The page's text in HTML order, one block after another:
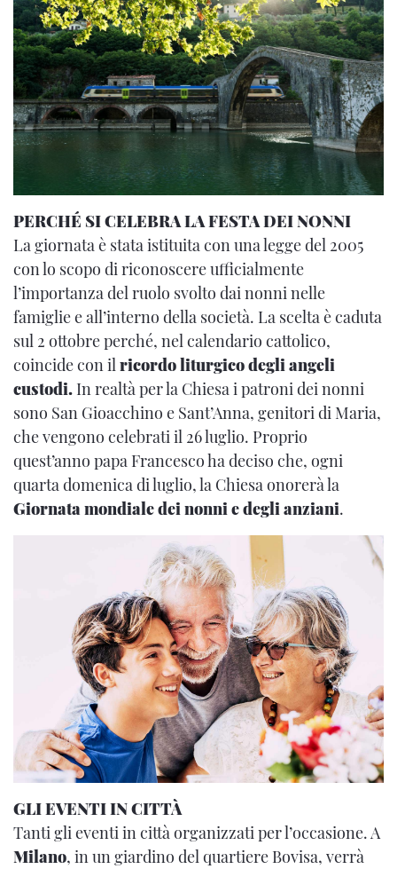
PERCHÉ SI CELEBRA LA FESTA DEI NONNI
La giornata è stata istituita con una legge del 2005
con lo scopo di riconoscere ufficialmente
l’importanza del ruolo svolto dai nonni nelle
famiglie e all’interno della società. La scelta è caduta
sul 2 ottobre perché, nel calendario cattolico,
coincide con ilricordo liturgico degli angeli
custodi. In realtà per la Chiesa i patroni dei nonni
sono San Gioacchino e Sant’Anna, genitori di Maria,
che vengono celebrati il 26 luglio. Proprio
quest’anno papa Francesco ha deciso che, ogni
quarta domenica di luglio, la Chiesa onorerà la
Giornata mondiale dei nonni e degli anziani.
GLI EVENTI IN CITTÀ
Tanti gli eventi in città organizzati per l’occasione. A
Milano, in un giardino del quartiere Bovisa, verrà